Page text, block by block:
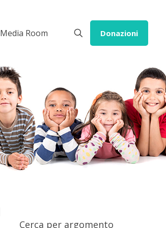
Media Room Donazioni
Cerca per argomento